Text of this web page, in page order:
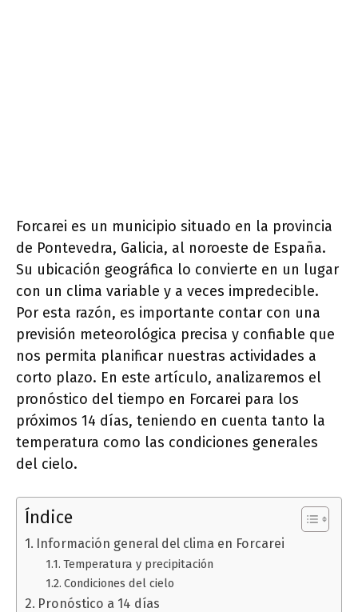
Forcarei es un municipio situado en la provincia
de Pontevedra, Galicia, al noroeste de España.
Su ubicación geográfica lo convierte en un lugar
con un clima variable y a veces impredecible.
Por esta razón, es importante contar con una
previsión meteorológica precisa y confiable que
nos permita planificar nuestras actividades a
corto plazo. En este artículo, analizaremos el
pronóstico del tiempo en Forcarei para los
próximos 14 días, teniendo en cuenta tanto la
temperatura como las condiciones generales
del cielo.
Índice
Información general del clima en Forcarei
Temperatura y precipitación
Condiciones del cielo
Pronóstico a 14 días